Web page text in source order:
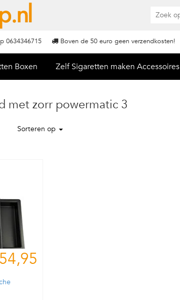
Boven de 50 euro geen verzendkosten!
0634346715
Boxen Zelf Sigaretten maken Accessoires
met zorr powermatic 3
Sorteren op